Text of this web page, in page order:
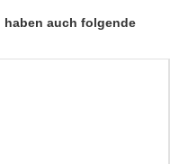
haben auch folgende